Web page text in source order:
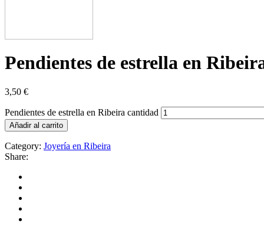
Pendientes de estrella en
3,50 €
Pendientes de estrella en Ribeira cantidad
Añadir al carrito
Category: Joyería en Ribeira
Share: